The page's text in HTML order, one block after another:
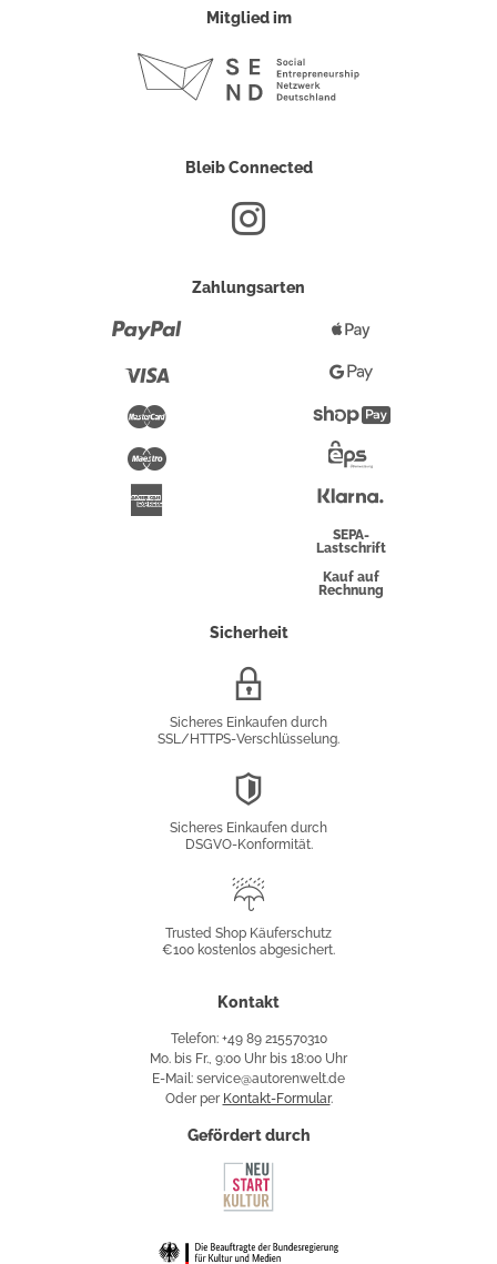
Mitglied im
Bleib Connected
Zahlungsarten
Maestro
Pay
Google
Pay
Überweisung
SEPA-
Lastschrift
Kauf auf
Rechnung
Sicherheit
Sicheres Einkaufen durch
SSL/HTTPS-Verschlüsselung.
Sicheres Einkaufen durch
DSGVO-Konformität.
Käuferschutz
Trusted Shop Käuferschutz
€100 kostenlos abgesichert.
Kontakt
Telefon: +49 89 215570310
Mo. bis Fr., 9:00 Uhr bis 18:00 Uhr
E-Mail: service@autorenwelt.de
Oder per Kontakt-Formular.
Gefördert durch